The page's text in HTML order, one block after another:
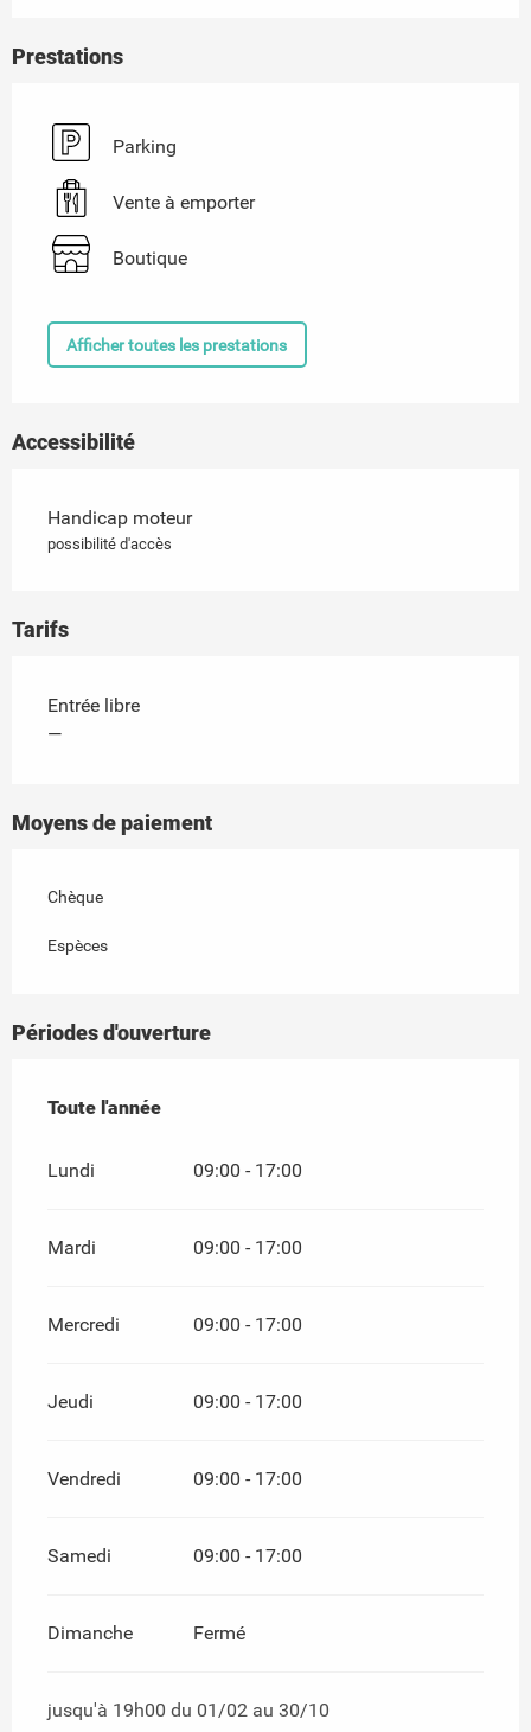
Prestations
Parking
Vente à emporter
Boutique
Afficher toutes les prestations
Accessibilité
Handicap moteur
possibilité d'accès
Tarifs
Entrée libre
—
Moyens de paiement
Chèque
Espèces
Périodes d'ouverture
Toute l'année
Toute l'année
Lundi 09:00 - 17:00
Mardi 09:00 - 17:00
Mercredi 09:00 - 17:00
Jeudi 09:00 - 17:00
Vendredi 09:00 - 17:00
Samedi 09:00 - 17:00
Dimanche Fermé
jusqu'à 19h00 du 01/02 au 30/10